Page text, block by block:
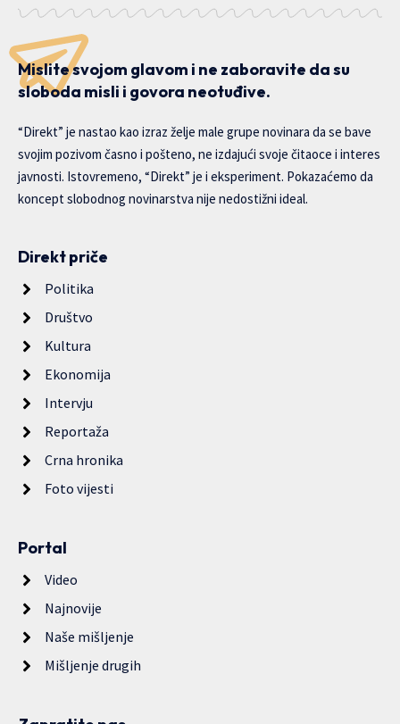
Mislite svojom glavom i ne zaboravite da su
sloboda misli i govora neotuđive.
“Direkt” je nastao kao izraz želje male grupe novinara da se bave
svojim pozivom časno i pošteno, ne izdajući svoje čitaoce i interes
javnosti. Istovremeno, “Direkt” je i eksperiment. Pokazaćemo da
koncept slobodnog novinarstva nije nedostižni ideal.
Direkt priče
Politika
Društvo
Kultura
Ekonomija
Intervju
Reportaža
Crna hronika
Foto vijesti
Portal
Video
Najnovije
Naše mišljenje
Mišljenje drugih